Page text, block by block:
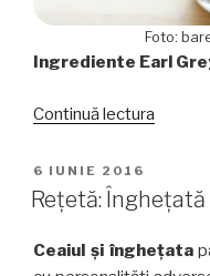
Foto:
Ingrediente Earl
Continuă lectura
de
lapte:
Earl
PUBLICAT
PE
6 IUNIE 2016
Rețetă:
Ceaiul și înghețata